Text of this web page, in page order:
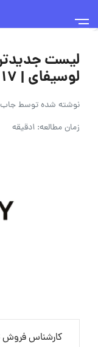
لیست
لوسیفای | ۱۷ تیر ۱۴۰۵
نوشته شده توسط
زمان مطالعه: 1دقیقه